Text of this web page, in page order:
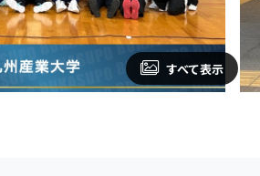
すべて表示